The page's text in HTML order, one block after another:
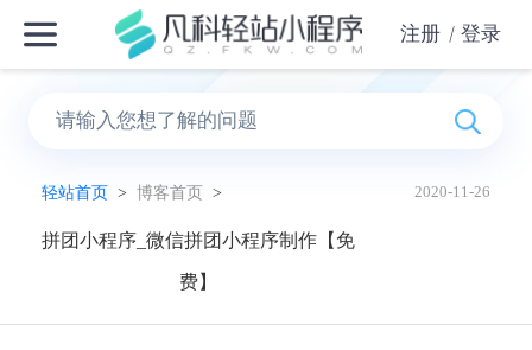
注册 登录
轻站首页 > 博客首页 >
拼团小程序_微信拼团小程序制作【免
费】
2020-11-26